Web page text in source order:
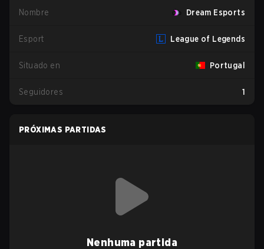
Nombre Dream Esports
Esport League of Legends
Situado en Portugal
Seguidores 1
PRÓXIMAS PARTIDAS
Nenhuma partida